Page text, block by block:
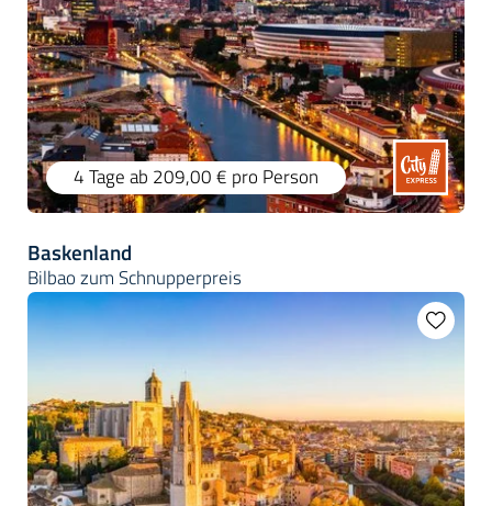
4 Tageab 209,00 € pro Person
Baskenland
Bilbao zum Schnupperpreis